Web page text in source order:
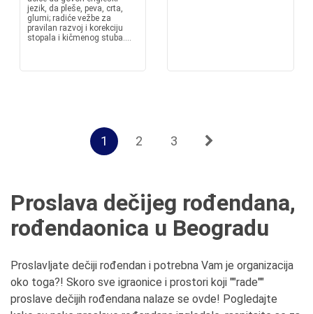
jezik, da pleše, peva, crta,
glumi; radiće vežbe za
pravilan razvoj i korekciju
stopala i kičmenog stuba....
1 2 3
Proslava dečijeg rođendana,
rođendaonica u Beogradu
Proslavljate dečiji rođendan i potrebna Vam je organizacija
oko toga?! Skoro sve igraonice i prostori koji ""rade""
proslave dečijih rođendana nalaze se ovde! Pogledajte